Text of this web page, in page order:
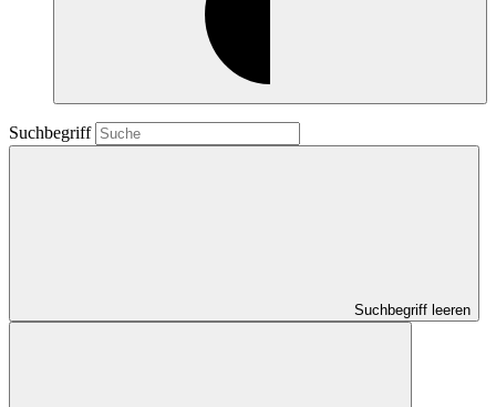
Suchbegriff
Suchbegriff leeren